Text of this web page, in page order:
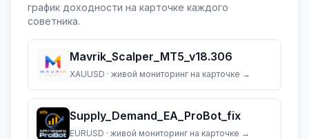
график доходности на карточке каждого
советника.
Mavrik_Scalper_MT5_v18.306
XAUUSD · живой мониторинг на карточке →
Supply_Demand_EA_ProBot_fix
EURUSD · живой мониторинг на карточке →